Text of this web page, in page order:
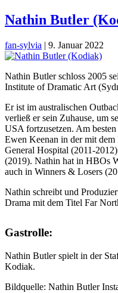
Nathin Butler
fan-sylvia | 9. Januar 2022
Nathin Butler schloss 2005
Institute of Dramatic Art
Er ist im australischen
verließ er sein Zuhause, um
USA fortzusetzen. Am
Ewen Keenan in der mit dem
General Hospital (2011-
(2019). Nathin hat in HBOs
auch in Winners & Losers
Nathin schreibt und
Drama mit dem Titel Far
Gastrolle:
Nathin Butler spielt in der
Kodiak.
Bildquelle: Nathin Butler